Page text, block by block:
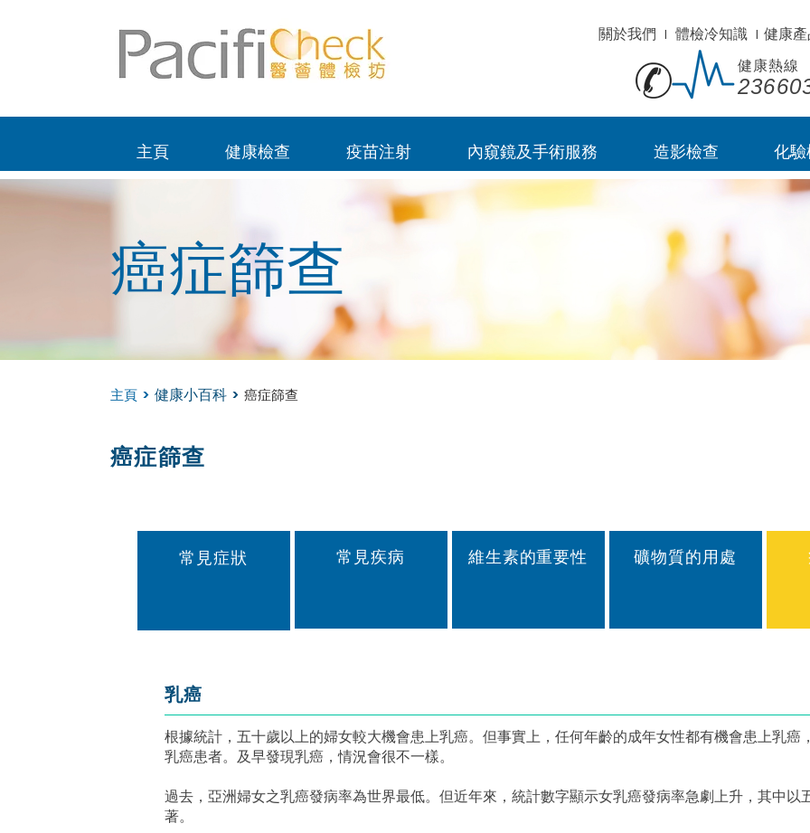
關於我們 I 體檢冷知識 I 健康產
健康熱線
主頁 健康檢查 疫苗注射 內窺鏡及手術服務 造影檢查 化
癌症篩查
主頁 > 健康小百科 > 癌症篩查
癌症篩查
常見症狀 常見疾病 維生素的重要性 礦物質的用處
乳癌
根據統計，五十歲以上的婦女較大機會患上乳癌。但事實上，任何年齡的成年女性都有機會患上乳癌
乳癌患者。及早發現乳癌，情況會很不一樣。
過去，亞洲婦女之乳癌發病率為世界最低。但近年來，統計數字顯示女乳癌發病率急劇上升，其中以
著。